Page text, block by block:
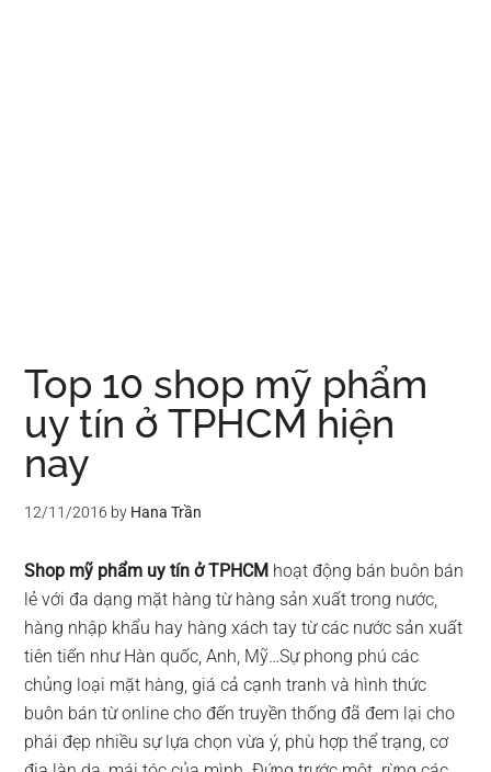
Top 10 shop mỹ phẩm
uy tín ở TPHCM hiện
nay
12/11/2016 by Hana Trần
Shop mỹ phẩm uy tín ở TPHCM hoạt động bán buôn bán
lẻ với đa dạng mặt hàng từ hàng sản xuất trong nước,
hàng nhập khẩu hay hàng xách tay từ các nước sản xuất
tiên tiến như Hàn quốc, Anh, Mỹ…Sự phong phú các
chủng loại mặt hàng, giá cả cạnh tranh và hình thức
buôn bán từ online cho đến truyền thống đã đem lại cho
phái đẹp nhiều sự lựa chọn vừa ý, phù hợp thể trạng, cơ